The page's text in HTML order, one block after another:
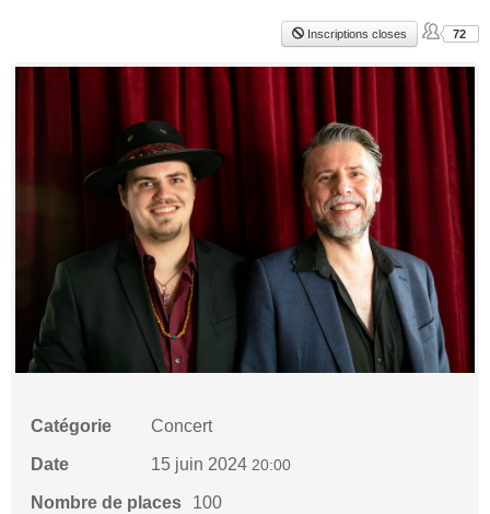
Inscriptions closes 72
Catégorie Concert
Date 15 juin 2024 20:00
Nombre de places 100